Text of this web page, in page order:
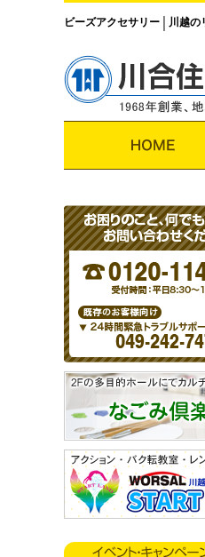
ビーズアクセサリー 川越の